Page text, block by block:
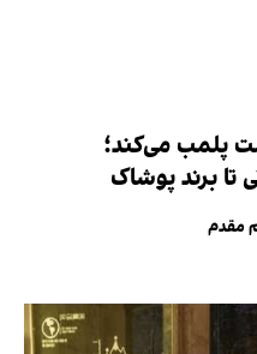
پلمب می‌کند؛
تا برند پوشاک
مقدم